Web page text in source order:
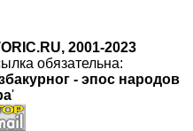
2001-2023
обязательна:
- эпос народов
'